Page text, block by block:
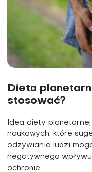
Dieta
stosować?
Idea diety
naukowych, które
odżywiania ludzi
negatywnego
ochronie...